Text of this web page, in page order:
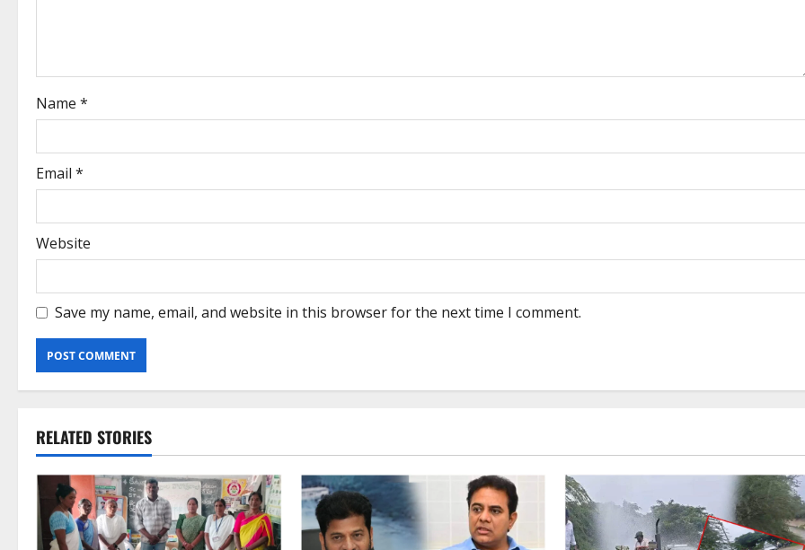
Name *
Email *
Website
Save my name, email, and website in this browser for the next time I comment.
RELATED STORIES